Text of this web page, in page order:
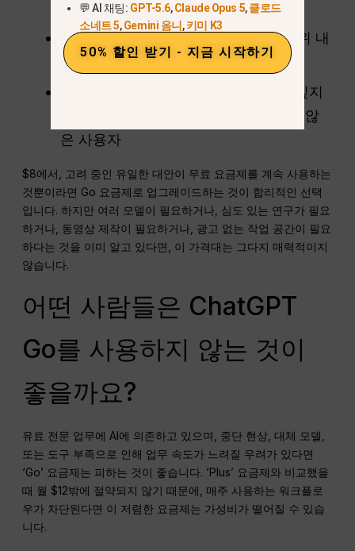
일반 이미지 제작자
25개의 파일과 10명의 공동 작업자 범위 내
에서 작업할 수 있는 소규모 그룹
GPT-5.5 Instant을 더 자주 사용하고 싶지
만 Sora나 ChatGPT Work는 필요하지 않
은 사용자
$8에서, 고려 중인 유일한 대안이 무료 요금제를 계속 사용하는
것뿐이라면 Go 요금제로 업그레이드하는 것이 합리적인 선택
입니다. 하지만 여러 모델이 필요하거나, 심도 있는 연구가 필요
하거나, 동영상 제작이 필요하거나, 광고 없는 작업 공간이 필요
하다는 것을 이미 알고 있다면, 이 가격대는 그다지 매력적이지
않습니다.
어떤 사람들은 ChatGPT
Go를 사용하지 않는 것이
좋을까요?
유료 전문 업무에 AI에 의존하고 있으며, 중단 현상, 대체 모델,
또는 도구 부족으로 인해 업무 속도가 느려질 우려가 있다면
‘Go’ 요금제는 피하는 것이 좋습니다. ‘Plus’ 요금제와 비교했을
때 월 $12밖에 절약되지 않기 때문에, 매주 사용하는 워크플로
우가 차단된다면 이 저렴한 요금제는 가성비가 떨어질 수 있습
니다.
💬 AI 채팅: GPT-5.6,Claude Opus 5,클로드
소네트 5,Gemini 옴니 ,키미 K3
50% 할인 받기 - 지금 시작하기